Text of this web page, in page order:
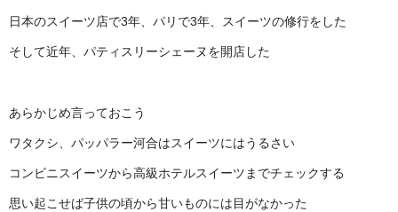
日本のスイーツ店で3年、パリで3年、スイーツの修行をした
そして近年、パティスリーシェーヌを開店した
あらかじめ言っておこう
ワタクシ、パッパラー河合はスイーツにはうるさい
コンビニスイーツから高級ホテルスイーツまでチェックする
思い起こせば子供の頃から甘いものには目がなかった